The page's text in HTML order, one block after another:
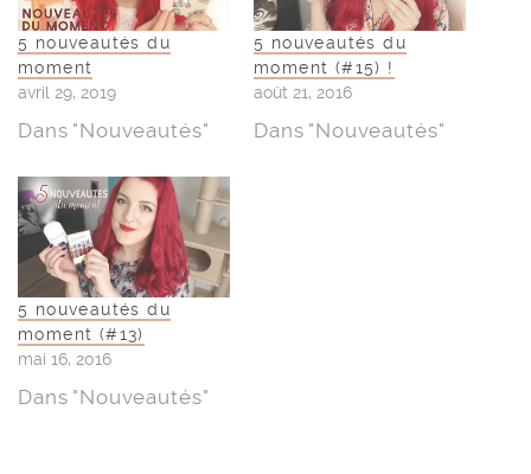
5 nouveautés du
moment
avril 29, 2019
Dans "Nouveautés"
5 nouveautés du
moment (#15) !
août 21, 2016
Dans "Nouveautés"
5 nouveautés du
moment (#13)
mai 16, 2016
Dans "Nouveautés"